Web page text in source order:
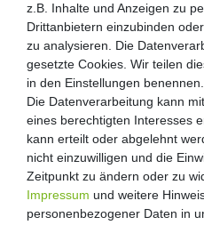
Über uns
Zahlung und Versand
Retouren
Zooheld Blog
Widerrufsrecht
Vertrag widerrufen
Geschäftsbedingungen
Datenschutzerklärung
Kontakt
Impressum
z.B. Inhalte und Anzeigen zu
Drittanbietern einzubinden
zu analysieren. Die
gesetzte Cookies. Wir teilen
in den Einstellungen benennen.
Die Datenverarbeitung kann
eines berechtigten Interesses
kann erteilt oder abgelehnt
nicht einzuwilligen und die
Zeitpunkt zu ändern oder zu
Impressum und weitere
personenbezogener Daten in
z.B. Inhalte und Anzeigen zu
Drittanbietern einzubinden
zu analysieren. Die
gesetzte Cookies. Wir teilen
in den Einstellungen benennen.
Die Datenverarbeitung kann
eines berechtigten Interesses
kann erteilt oder abgelehnt
nicht einzuwilligen und die
Zeitpunkt zu ändern oder zu
Impressum und weitere
personenbezogener Daten in